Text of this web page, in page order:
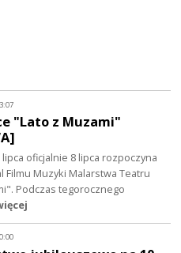
"Lato z Muzami"
oficjalnie 8 lipca rozpoczyna
Filmu Muzyki Malarstwa Teatru
Podczas tegorocznego